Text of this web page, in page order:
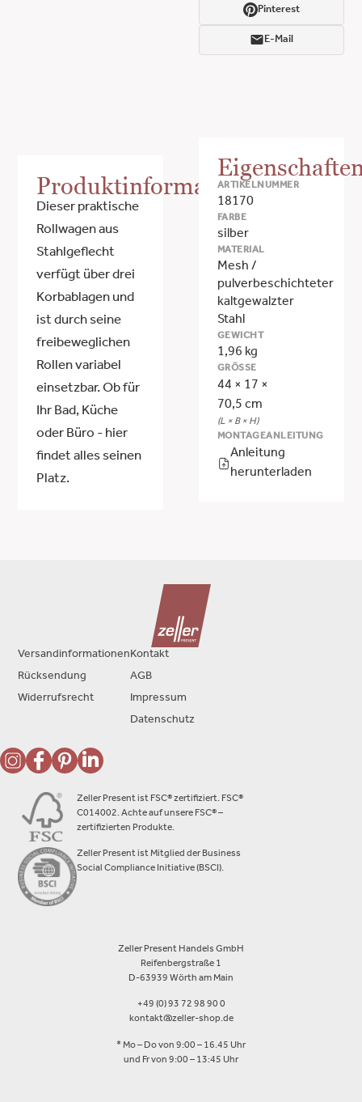
Pinterest
E-Mail
Produktinformationen
Dieser praktische
Rollwagen aus
Stahlgeflecht
verfügt über drei
Korbablagen und
ist durch seine
freibeweglichen
Rollen variabel
einsetzbar. Ob für
Ihr Bad, Küche
oder Büro - hier
findet alles seinen
Platz.
ARTIKELNUMMER
18170
FARBE
silber
MATERIAL
Mesh /
pulverbeschichteter
kaltgewalzter
Stahl
GEWICHT
1,96 kg
GRÖSSE
44 × 17 ×
70,5 cm
(L × B × H)
MONTAGEANLEITUNG
Anleitung
herunterladen
Zeller Present ist FSC® zertifiziert. FSC®
C014002. Achte auf unsere FSC® –
zertifizierten Produkte.
Zeller Present ist Mitglied der Business
Social Compliance Initiative (BSCI).
Zeller Present Handels GmbH
Reifenbergstraße 1
D-63939 Wörth am Main
+49 (0) 93 72 98 90 0
kontakt@zeller-shop.de
* Mo – Do von 9:00 – 16.45 Uhr
und Fr von 9:00 – 13:45 Uhr
Versandinformationen
Rücksendung
Widerrufsrecht
Kontakt
AGB
Impressum
Datenschutz